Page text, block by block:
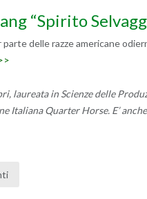
“Spirito
parte delle razze americane
laureata in Scienze delle
Italiana Quarter Horse. E’